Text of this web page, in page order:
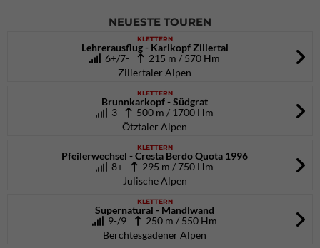
NEUESTE TOUREN
KLETTERN
Lehrerausflug - Karlkopf Zillertal
6+/7-
215 m / 570 Hm
Zillertaler Alpen
KLETTERN
Brunnkarkopf - Südgrat
3
500 m / 1700 Hm
Ötztaler Alpen
KLETTERN
Pfeilerwechsel - Cresta Berdo Quota 1996
8+
295 m / 750 Hm
Julische Alpen
KLETTERN
Supernatural - Mandlwand
9-/9
250 m / 550 Hm
Berchtesgadener Alpen